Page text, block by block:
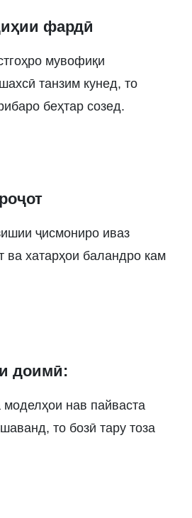
фардӣ
мувофиқи
танзим кунед, то
беҳтар созед.
ҷисмониро иваз
ва хатарҳои баландро кам
доимӣ:
моделҳои нав пайваста
то бозӣ тару тоза